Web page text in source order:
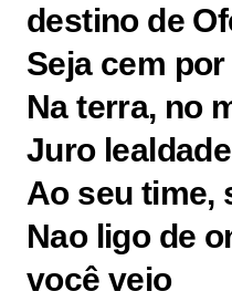
destino de
Seja cem
Na terra, no
Juro
Ao seu time,
Nao ligo de
você veio